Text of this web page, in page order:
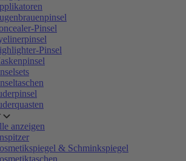
Pinsel
Pinsel
anzeigen
& Schminkspiegel